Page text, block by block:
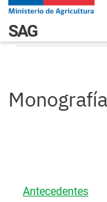
Pasar al contenido
Navegación
SAGProcedimientos
Antecedentes